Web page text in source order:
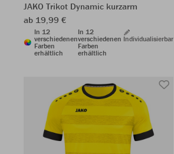
JAKO Trikot Dynamic kurzarm
ab 19,99 €
In 12
verschiedenen
Farben
erhältlich
In 12
verschiedenen
Farben
erhältlich
Individualisierbar